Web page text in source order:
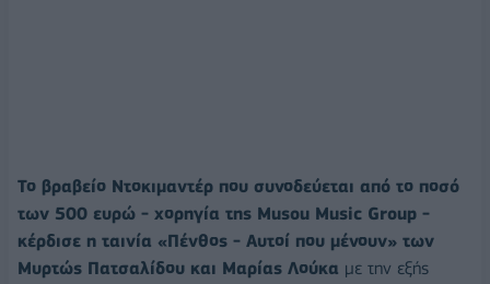
Το βραβείο Ντοκιμαντέρ που συνοδεύεται από το ποσό
των 500 ευρώ - χορηγία της Musou Music Group -
κέρδισε η ταινία «Πένθος - Αυτοί που μένουν» των
Μυρτώς Πατσαλίδου και Μαρίας Λούκα με την εξής